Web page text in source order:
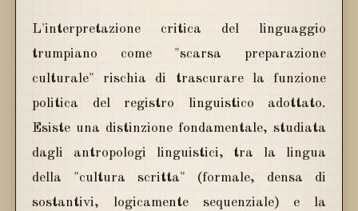
L'interpretazione critica del linguaggio
trumpiano come "scarsa preparazione
culturale" rischia di trascurare la funzione
politica del registro linguistico adottato.
Esiste una distinzione fondamentale, studiata
dagli antropologi linguistici, tra la lingua
della "cultura scritta" (formale, densa di
sostantivi, logicamente sequenziale) e la